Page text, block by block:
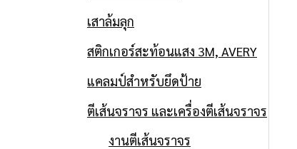
เสาล้มลุก
สติกเกอร์สะท้อนแสง 3M, AVERY
แคลมป์สำหรับยึดป้าย
ตีเส้นจราจร และเครื่องตีเส้นจราจร
งานตีเส้นจราจร